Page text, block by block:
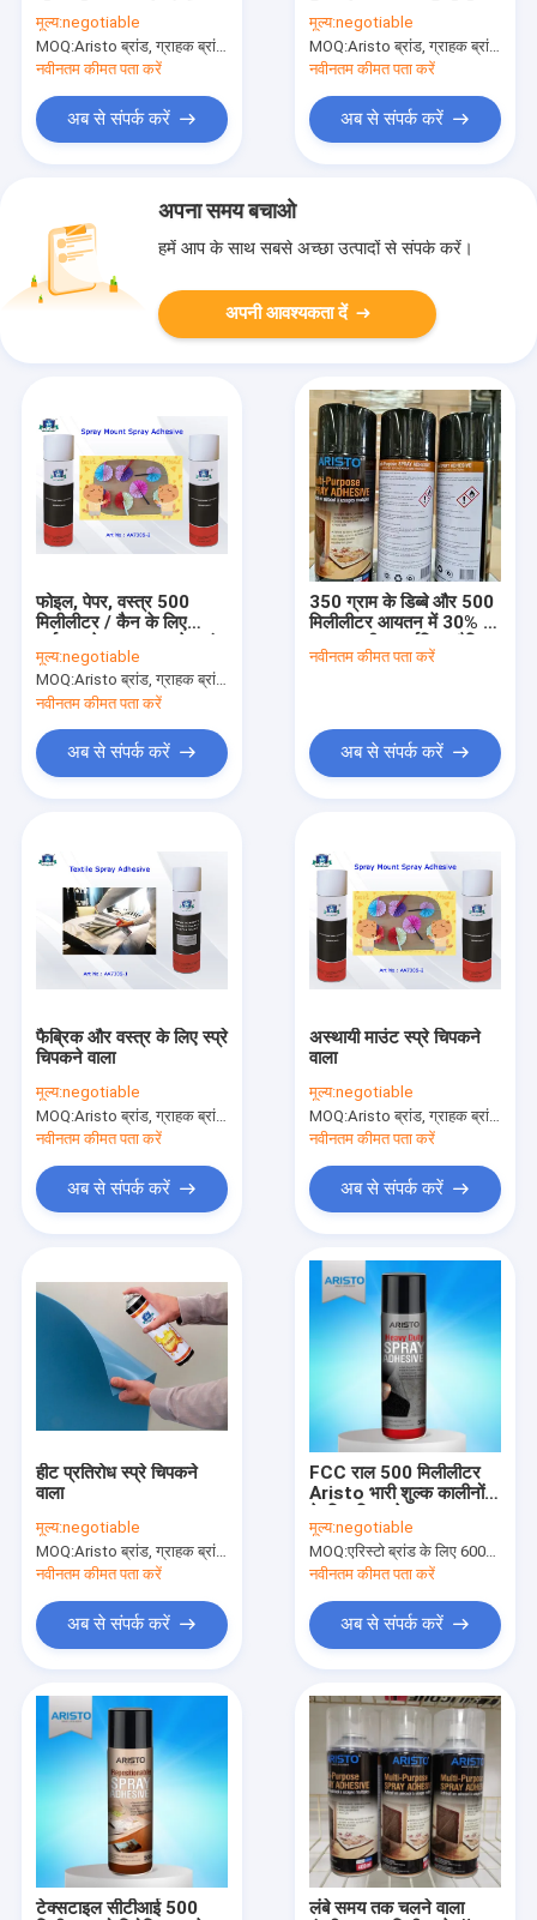
हमारे बारे में
कारखाने का दौरा
फैब्रिक स्प्रे पेंट
एक्रिलिक स्प्रे पेंट
औद्योगिक स्नेहक
स्प्रे पेंट चिह्नित
मार्कर पेन
चिपकने वाला
मूल्य:negotiable
MOQ:Aristo ब्रांड, ग्राहक ब्रांड के लिए 15000pcs के लिए 6000pcs
नवीनतम कीमत पता करें
अब से संपर्क करें
मूल्य:negotiable
MOQ:Aristo ब्रांड, ग्राहक ब्रांड के लिए 15000pcs के लिए 6000pcs
नवीनतम कीमत पता करें
अब से संपर्क करें
अपना समय बचाओ
हमें आप के साथ सबसे अच्छा उत्पादों से संपर्क करें।
अपनी आवश्यकता दें
फोइल, पेपर, वस्त्र 500
मिलीलीटर / कैन के लिए
चिपकने वाला
मूल्य:negotiable
MOQ:Aristo ब्रांड, ग्राहक ब्रांड के लिए 15000pcs के लिए 6000pcs
नवीनतम कीमत पता करें
अब से संपर्क करें
350 ग्राम के डिब्बे और 500
मिलीलीटर आयतन में 30% से
कम वाष्पशील कार्बनिक यौगिक
(VOC) सामग्री वाला स्पष्ट
नवीनतम कीमत पता करें
अब से संपर्क करें
फैब्रिक और वस्त्र के लिए स्प्रे
चिपकने वाला
मूल्य:negotiable
MOQ:Aristo ब्रांड, ग्राहक ब्रांड के लिए 15000pcs के लिए 6000pcs
नवीनतम कीमत पता करें
अब से संपर्क करें
अस्थायी माउंट स्प्रे चिपकने
वाला
मूल्य:negotiable
MOQ:Aristo ब्रांड, ग्राहक ब्रांड के लिए 15000pcs के लिए 6000pcs
नवीनतम कीमत पता करें
अब से संपर्क करें
हीट प्रतिरोध स्प्रे चिपकने
वाला
मूल्य:negotiable
MOQ:Aristo ब्रांड, ग्राहक ब्रांड के लिए 15000pcs के लिए 6000pcs
नवीनतम कीमत पता करें
अब से संपर्क करें
FCC राल 500 मिलीलीटर
Aristo भारी शुल्क कालीनों
मूल्य:negotiable
MOQ:एरिस्टो ब्रांड के लिए 6000 पीसी, ग्राहक ब्रांड के लिए 15000 पीसी
नवीनतम कीमत पता करें
अब से संपर्क करें
टेक्सटाइल सीटीआई 500
लंबे समय तक चलने वाला